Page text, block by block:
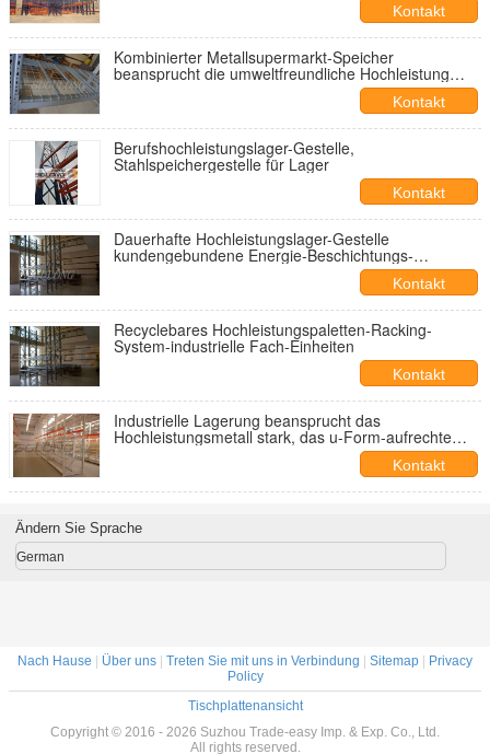
Kontakt
Kombinierter Metallsupermarkt-Speicher
beansprucht die umweltfreundliche Hochleistung
Kontakt
Berufshochleistungslager-Gestelle,
Stahlspeichergestelle für Lager
Kontakt
Dauerhafte Hochleistungslager-Gestelle
kundengebundene Energie-Beschichtungs-
Kontakt
Recyclebares Hochleistungspaletten-Racking-
System-industrielle Fach-Einheiten
Kontakt
Industrielle Lagerung beansprucht das
Hochleistungsmetall stark, das u-Form-aufrechte
Kontakt
Ändern Sie Sprache
German
Nach Hause Über uns Treten Sie mit uns in Verbindung Sitemap
Privacy
Policy
Tischplattenansicht
Copyright © 2016 - 2026 Suzhou Trade-easy Imp. & Exp. Co., Ltd.
All rights reserved.